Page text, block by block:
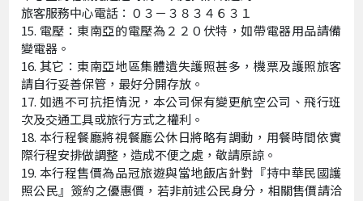
旅客服務中心電話：０３－３８３４６３１
電壓：東南亞的電壓為２２０伏特，如帶電器用品請備
變電器。
其它：東南亞地區集體遺失護照甚多，機票及護照旅客
請自行妥善保管，最好分開存放。
如遇不可抗拒情況，本公司保有變更航空公司、飛行班
次及交通工具或旅行方式之權利。
本行程餐廳將視餐廳公休日將略有調動，用餐時間依實
際行程安排做調整，造成不便之處，敬請原諒。
本行程售價為品冠旅遊與當地飯店針對『持中華民國護
照公民』簽約之優惠價，若非前述公民身分，相關售價請洽